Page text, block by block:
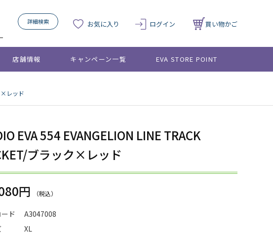
詳細検索 お気に入り ログイン 買い物かご
店舗情報 キャンペーン一覧 EVA STORE POINT
×レッド
EVA 554 EVANGELION LINE TRACK
ブラック×レッド
円
ド
A3047008
XL